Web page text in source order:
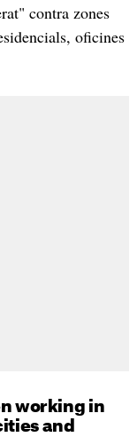
contra zones
oficines
working in
and